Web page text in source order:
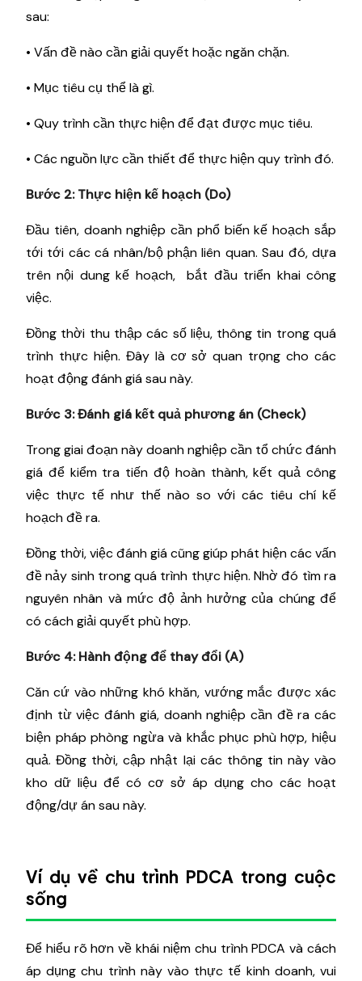
sau:
• Vấn đề nào cần giải quyết hoặc ngăn chặn.
• Mục tiêu cụ thể là gì.
• Quy trình cần thực hiện để đạt được mục tiêu.
• Các nguồn lực cần thiết để thực hiện quy trình đó.
Bước 2: Thực hiện kế hoạch (Do)
Đầu tiên, doanh nghiệp cần phổ biến kế hoạch sắp
tới tới các cá nhân/bộ phận liên quan. Sau đó, dựa
trên nội dung kế hoạch, bắt đầu triển khai công
việc.
Đồng thời thu thập các số liệu, thông tin trong quá
trình thực hiện. Đây là cơ sở quan trọng cho các
hoạt động đánh giá sau này.
Bước 3: Đánh giá kết quả phương án (Check)
Trong giai đoạn này doanh nghiệp cần tổ chức đánh
giá để kiểm tra tiến độ hoàn thành, kết quả công
việc thực tế như thế nào so với các tiêu chí kế
hoạch đề ra.
Đồng thời, việc đánh giá cũng giúp phát hiện các vấn
đề nảy sinh trong quá trình thực hiện. Nhờ đó tìm ra
nguyên nhân và mức độ ảnh hưởng của chúng để
có cách giải quyết phù hợp.
Bước 4: Hành động để thay đổi (A)
Căn cứ vào những khó khăn, vướng mắc được xác
định từ việc đánh giá, doanh nghiệp cần đề ra các
biện pháp phòng ngừa và khắc phục phù hợp, hiệu
quả. Đồng thời, cập nhật lại các thông tin này vào
kho dữ liệu để có cơ sở áp dụng cho các hoạt
động/dự án sau này.
Ví dụ về chu trình PDCA trong cuộc
sống
Để hiểu rõ hơn về khái niệm chu trình PDCA và cách
áp dụng chu trình này vào thực tế kinh doanh, vui